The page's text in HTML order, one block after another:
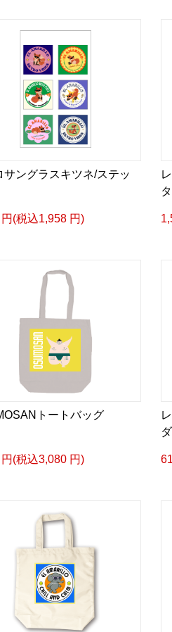
サングラスキツネ/ステッ
(税込1,958 円)
トートバッグ
(税込3,080 円)